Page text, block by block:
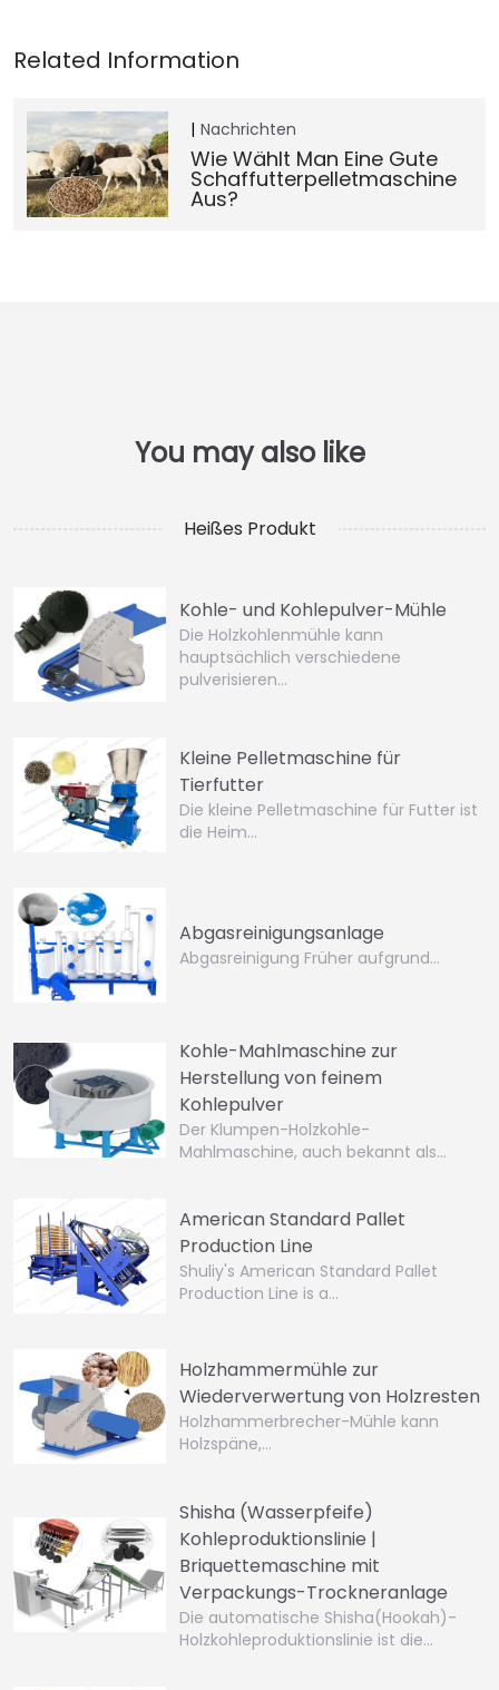
Nachrichten
Wie Wählt Man Eine Gute
Schaffutterpelletmaschine
Aus?
Heißes Produkt
Kohle- und Kohlepulver-Mühle
Die Holzkohlenmühle kann
hauptsächlich verschiedene
pulverisieren…
Kleine Pelletmaschine für
Tierfutter
Die kleine Pelletmaschine für Futter ist
die Heim…
Abgasreinigungsanlage
Abgasreinigung Früher aufgrund…
Kohle-Mahlmaschine zur
Herstellung von feinem
Kohlepulver
Der Klumpen-Holzkohle-
Mahlmaschine, auch bekannt als…
American Standard Pallet
Production Line
Shuliy's American Standard Pallet
Production Line is a…
Holzhammermühle zur
Wiederverwertung von Holzresten
Holzhammerbrecher-Mühle kann
Holzspäne,…
Shisha (Wasserpfeife)
Kohleproduktionslinie |
Briquettemaschine mit
Verpackungs-Trockneranlage
Die automatische Shisha(Hookah)-
Holzkohleproduktionslinie ist die…